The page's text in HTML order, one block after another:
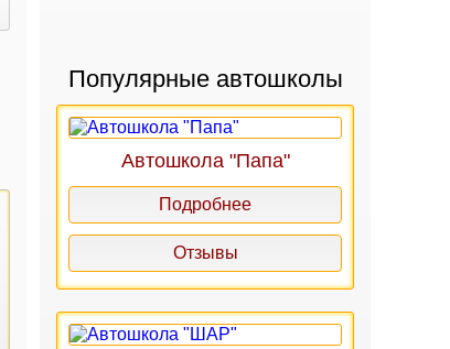
Популярные автошколы
Автошкола "Папа"
Подробнее
Отзывы